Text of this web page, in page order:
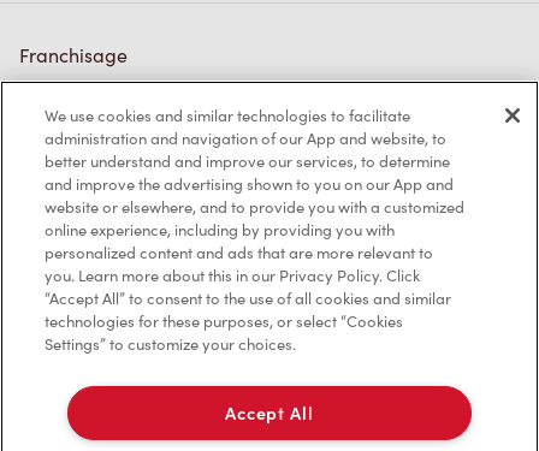
Franchisage
Investisseurs
Communiquer avec nous
Foire aux questions
Politique de confidentialité
Conditions de service
Marques de commerce
Accessibilité
We use cookies and similar technologies to facilitate
administration and navigation of our App and website, to
better understand and improve our services, to determine
and improve the advertising shown to you on our App and
website or elsewhere, and to provide you with a customized
online experience, including by providing you with
personalized content and ads that are more relevant to
you. Learn more about this in our Privacy Policy. Click
“Accept All” to consent to the use of all cookies and similar
technologies for these purposes, or select “Cookies
Settings” to customize your choices.
Accept All